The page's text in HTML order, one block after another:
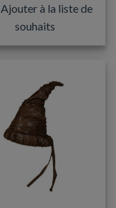
Ajouter à la liste de
souhaits